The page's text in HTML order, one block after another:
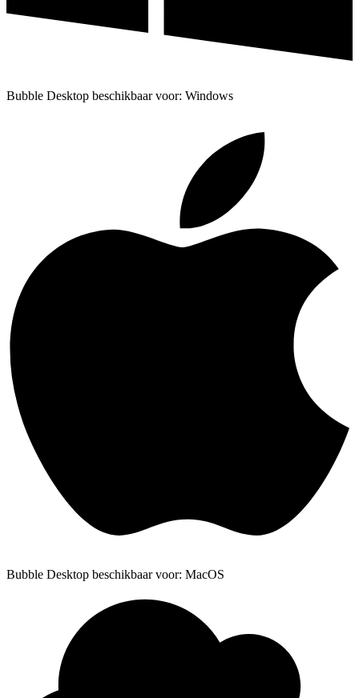
Bubble Desktop beschikbaar voor: Windows
Bubble Desktop beschikbaar voor: MacOS